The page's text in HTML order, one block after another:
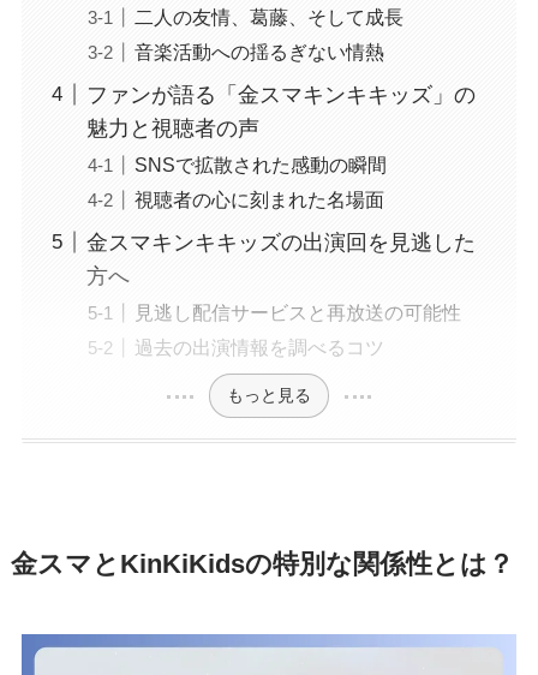
二人の友情、葛藤、そして成長
音楽活動への揺るぎない情熱
ファンが語る「金スマキンキキッズ」の
魅力と視聴者の声
SNSで拡散された感動の瞬間
視聴者の心に刻まれた名場面
金スマキンキキッズの出演回を見逃した
方へ
見逃し配信サービスと再放送の可能性
過去の出演情報を調べるコツ
もっと見る
金スマとKinKiKidsの特別な関係性とは？